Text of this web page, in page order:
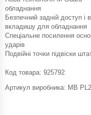
обладнання
Безпечний задній доступ і
вкладишу для обладнання
Спеціальне посилення
ударів
Подвійні точки підвіски
Код товара: 925792
Артикул виробника: MB